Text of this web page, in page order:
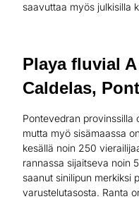
saavuttaa myös julkisilla
Playa fluvial
Caldelas,
Pontevedran provinssilla
mutta myö sisämaassa
kesällä noin 250
rannassa sijaitseva noin
saanut sinilipun merkiksi
varustelutasosta. Ranta